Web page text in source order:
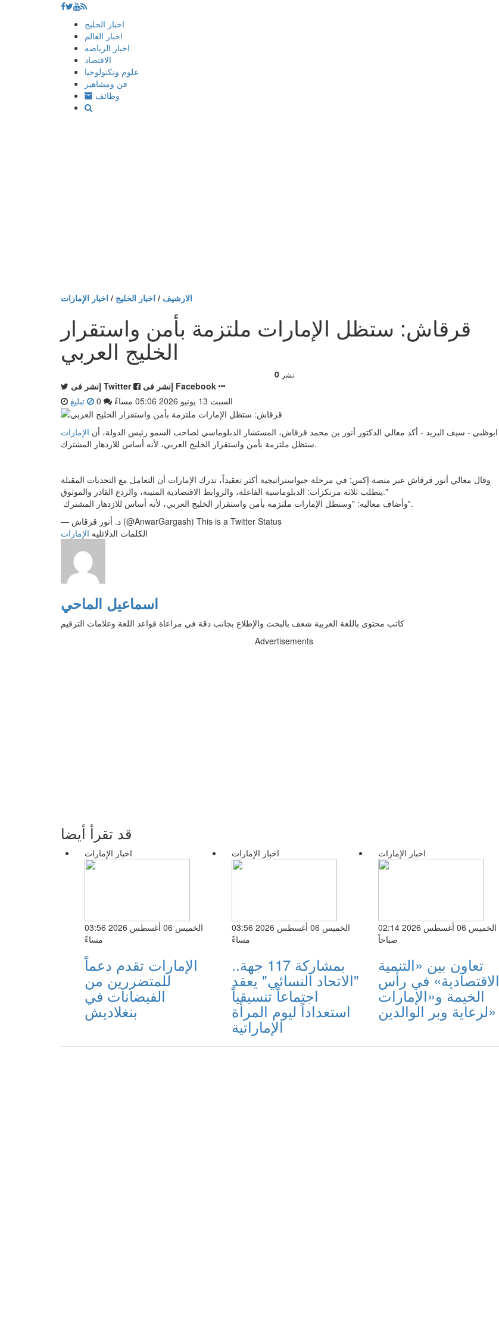
إذهب
المحتوى
اخبار الخليج
اخبار العالم
اخبار الرياضه
الاقتصاد
علوم وتكنولوجيا
فن ومشاهير
وظائف
الارشيف / اخبار الخليج / اخبار الإمارات
قرقاش: ستظل الإمارات ملتزمة بأمن واستقرار
الخليج العربي
0 نشر
إنشر فى Twitter
إنشر فى Facebook
السبت 13 يونيو 2026 05:06 مساءً
تبليغ
ابوظبي - سيف اليزيد - أكد معالي الدكتور أنور بن محمد قرقاش، المستشار الدبلوماسي لصاحب السمو رئيس الدولة، أن الإمارات
ستظل ملتزمة بأمن واستقرار الخليج العربي، لأنه أساس للازدهار المشترك.
وقال معالي أنور قرقاش عبر منصة إكس: في مرحلة جيواستراتيجية أكثر تعقيداً، تدرك الإمارات أن التعامل مع التحديات المقبلة
يتطلب ثلاثة مرتكزات: الدبلوماسية الفاعلة، والروابط الاقتصادية المتينة، والردع القادر والموثوق."
وأضاف معاليه: "وستظل الإمارات ملتزمة بأمن واستقرار الخليج العربي، لأنه أساس للازدهار المشترك".
— د. أنور قرقاش (@AnwarGargash) This is a Twitter Status
الكلمات الدلائليه الإمارات
اسماعيل الماحي
كاتب محتوى باللغة العربية شغف بالبحث والإطلاع بجانب دقة في مراعاة قواعد اللغة وعلامات الترقيم
Advertisements
قد تقرأ أيضا
اخبار الإمارات
الخميس 06 أغسطس 2026 03:56
مساءً
الإمارات تقدم دعماً
للمتضررين من
الفيضانات في
بنغلاديش
اخبار الإمارات
الخميس 06 أغسطس 2026 03:56
مساءً
بمشاركة 117 جهة..
"الاتحاد النسائي" يعقد
اجتماعاً تنسيقياً
استعداداً ليوم المرأة
الإماراتية
اخبار الإمارات
الخميس 06 أغسطس 2026 02:14
صباحاً
تعاون بين «التنمية
الاقتصادية» في رأس
الخيمة و«الإمارات
لرعاية وبر الوالدين»